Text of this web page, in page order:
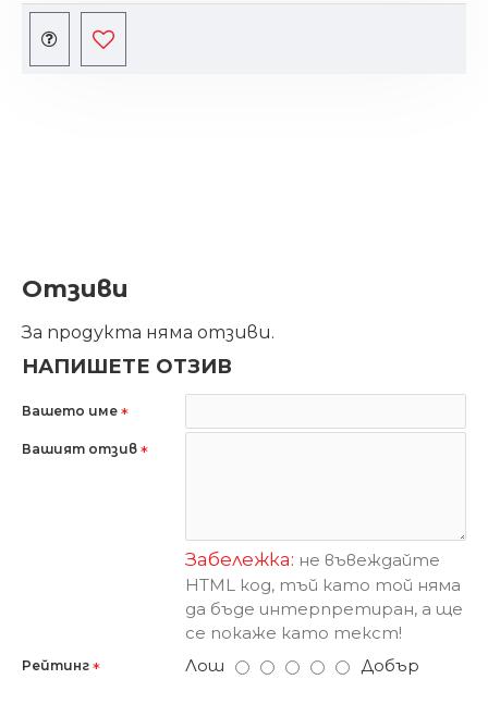
Отзиви
За продукта няма отзиви.
НАПИШЕТЕ ОТЗИВ
Вашето име
Вашият отзив
Забележка: не въвеждайте
HTML код, тъй като той няма
да бъде интерпретиран, а ще
се покаже като текст!
Рейтинг Лош Добър